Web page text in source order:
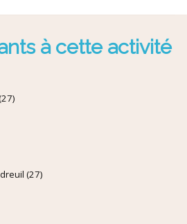
à cette activité
(27)